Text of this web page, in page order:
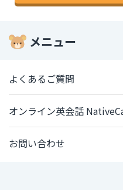
メニュー
よくあるご質問
オンライン英会話
お問い合わせ